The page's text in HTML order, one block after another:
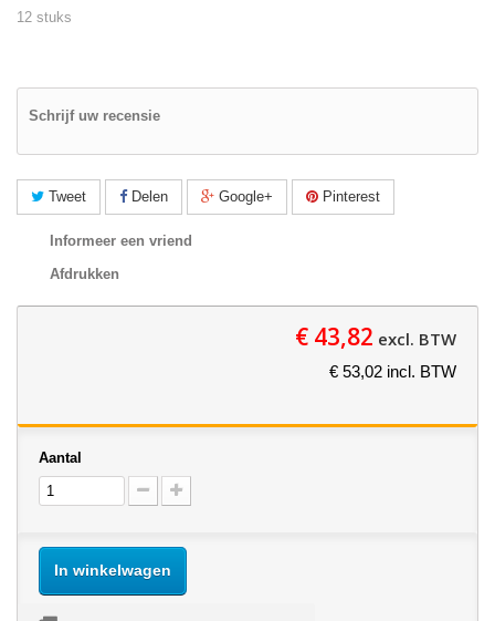
12 stuks
Schrijf uw recensie
Tweet Delen Google+ Pinterest
Informeer een vriend
Afdrukken
€ 43,82 excl. BTW
€ 53,02 incl. BTW
Aantal
In winkelwagen